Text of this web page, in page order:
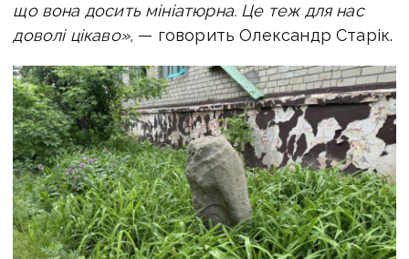
що вона досить мініатюрна. Це теж для нас
доволі цікаво», — говорить Олександр Старік.